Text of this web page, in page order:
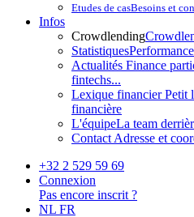
Etudes de casBesoins et
Infos
Crowdlending
Statistiques
Actualités Finance
fintechs...
Lexique financierPetit
financière
L'équipeLa team
Contact Adresse et
+32 2 529 59 69
Connexion
Pas encore inscrit ?
NL FR